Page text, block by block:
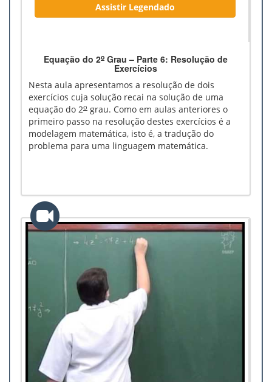
Assistir Legendado
Equação do 2o Grau – Parte 6: Resolução de
Exercícios
Nesta aula apresentamos a resolução de dois
exercícios cuja solução recai na solução de uma
equação do 2o grau. Como em aulas anteriores o
primeiro passo na resolução destes exercícios é a
modelagem matemática, isto é, a tradução do
problema para uma linguagem matemática.